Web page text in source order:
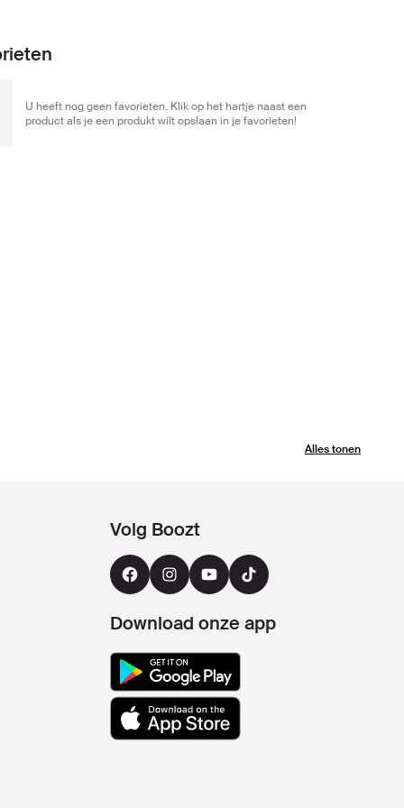
U heeft nog geen favorieten. Klik op het hartje naast een
product als je een produkt wilt opslaan in je favorieten!
Alles tonen
Volg Boozt
Download onze app